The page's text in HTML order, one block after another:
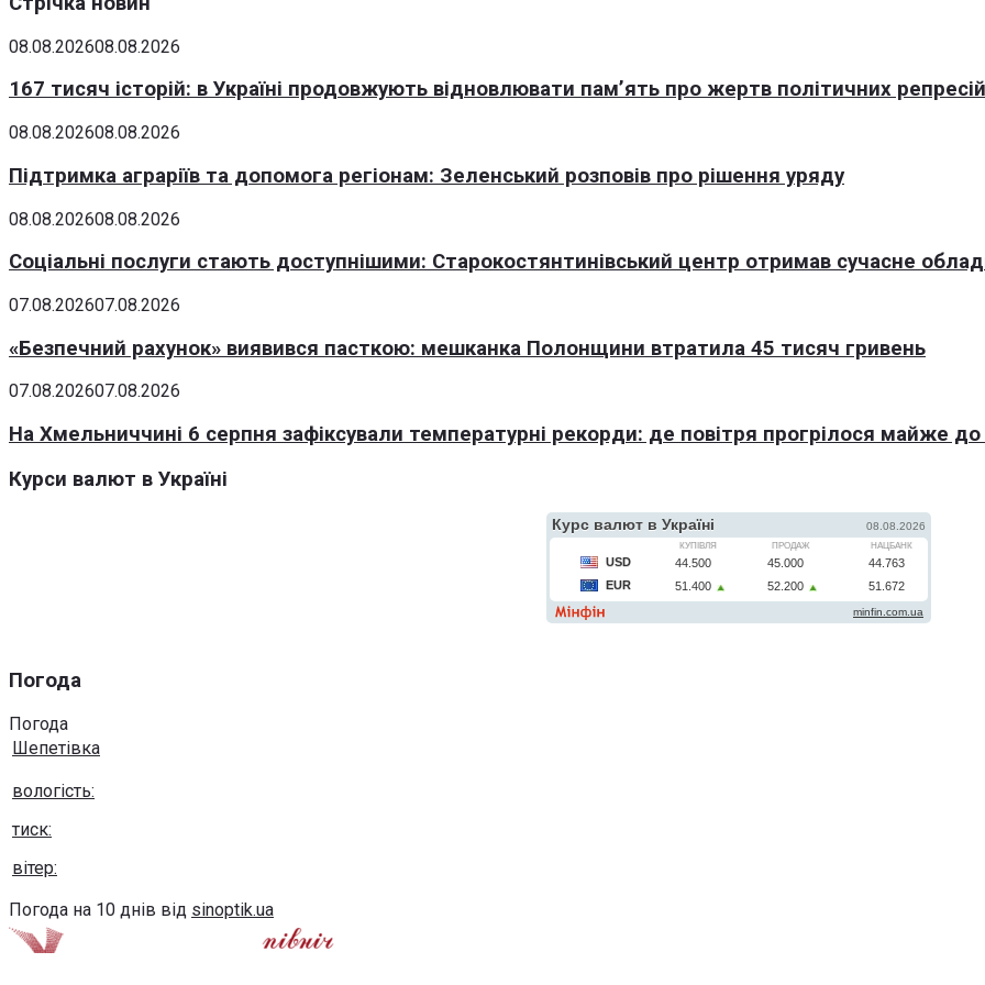
08.08.202608.08.2026
167 тисяч історій: в Україні продовжують відновлювати пам’ять про жертв політичних репресій
08.08.202608.08.2026
Підтримка аграріїв та допомога регіонам: Зеленський розповів про рішення уряду
08.08.202608.08.2026
Соціальні послуги стають доступнішими: Старокостянтинівський центр отримав сучасне
07.08.202607.08.2026
«Безпечний рахунок» виявився пасткою: мешканка Полонщини втратила 45 тисяч гривень
07.08.202607.08.2026
На Хмельниччині 6 серпня зафіксували температурні рекорди: де повітря прогрілося майже до
Курси валют в Україні
Погода
Погода
Шепетівка
вологість:
тиск:
вітер:
Погода на 10 днів від sinoptik.ua